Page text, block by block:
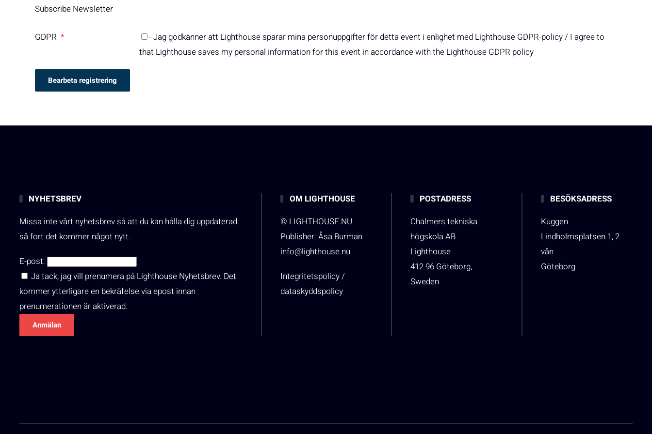
Subscribe Newsletter
GDPR *
- Jag godkänner att Lighthouse sparar mina personuppgifter för detta event i enlighet med Lighthouse GDPR-policy / I agree to
that Lighthouse saves my personal information for this event in accordance with the Lighthouse GDPR policy
NYHETSBREV
Missa inte vårt nyhetsbrev så att du kan hålla dig uppdaterad
så fort det kommer något nytt.
E-post:
Ja tack, jag vill prenumera på Lighthouse Nyhetsbrev. Det
kommer ytterligare en bekräfelse via epost innan
prenumerationen är aktiverad.
OM LIGHTHOUSE
© LIGHTHOUSE.NU
Publisher: Åsa Burman
info@lighthouse.nu
Integritetspolicy /
dataskyddspolicy
POSTADRESS
Chalmers tekniska
högskola AB
Lighthouse
412 96 Göteborg,
Sweden
BESÖKSADRESS
Kuggen
Lindholmsplatsen 1, 2
vån
Göteborg